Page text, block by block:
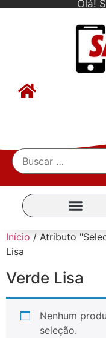
Olá!
Início / Atributo
Lisa
Verde Lisa
Nenhum
seleção.